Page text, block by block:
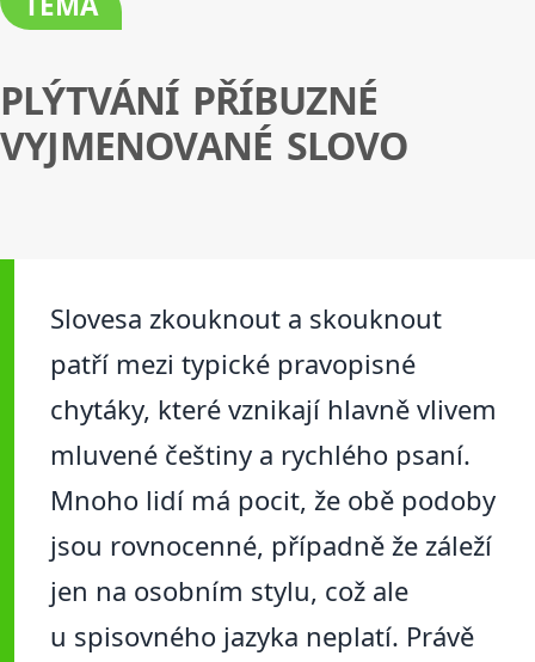
PLÝTVÁNÍ PŘÍBUZNÉ
VYJMENOVANÉ SLOVO
Slovesa zkouknout a skouknout
patří mezi typické pravopisné
chytáky, které vznikají hlavně vlivem
mluvené češtiny a rychlého psaní.
Mnoho lidí má pocit, že obě podoby
jsou rovnocenné, případně že záleží
jen na osobním stylu, což ale
u spisovného jazyka neplatí. Právě